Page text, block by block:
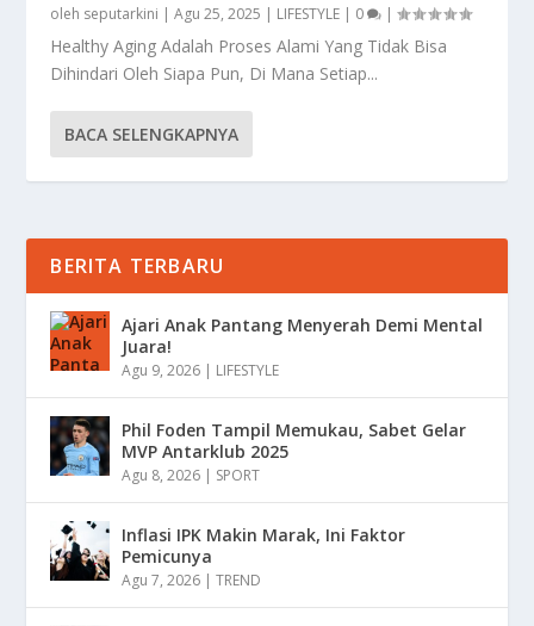
oleh seputarkini |Agu 25, 2025 | LIFESTYLE | 0 |
Healthy Aging Adalah Proses Alami Yang Tidak Bisa
Dihindari Oleh Siapa Pun, Di Mana Setiap...
BACA SELENGKAPNYA
BERITA TERBARU
Ajari Anak Pantang Menyerah Demi Mental
Juara!
Agu 9, 2026 | LIFESTYLE
Phil Foden Tampil Memukau, Sabet Gelar
MVP Antarklub 2025
Agu 8, 2026 | SPORT
Inflasi IPK Makin Marak, Ini Faktor
Pemicunya
Agu 7, 2026 |TREND